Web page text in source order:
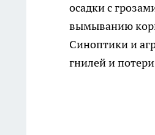
осадки с
вымыванию
Синоптики и
гнилей и